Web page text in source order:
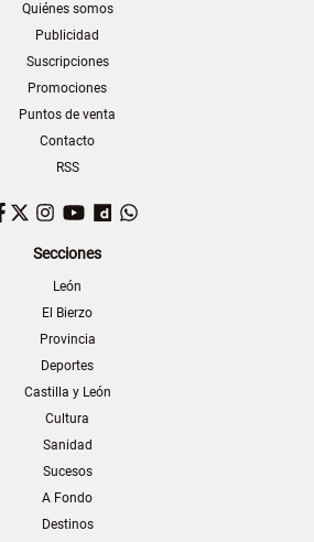
Quiénes somos
Publicidad
Suscripciones
Promociones
Puntos de venta
Contacto
RSS
Facebook
TwitterInstagram
YouTubeDailymotion
Secciones
León
El Bierzo
Provincia
Deportes
Castilla y León
Cultura
Sanidad
Sucesos
A Fondo
Destinos